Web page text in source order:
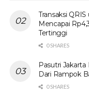
Transaksi
Mencapai
Tertinggi
0 SHARES
Pasutri
Dari Rampok
0 SHARES